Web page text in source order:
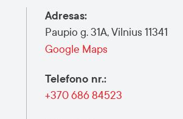
Vilnius Pass
Vilniaus žemėlapiai
Publikacijos
Renginiai ir veiklos
Renginio užklausa
Adresas:
Paupio g. 31A, Vilnius 11341
Google Maps
Telefono nr.:
+370 686 84523